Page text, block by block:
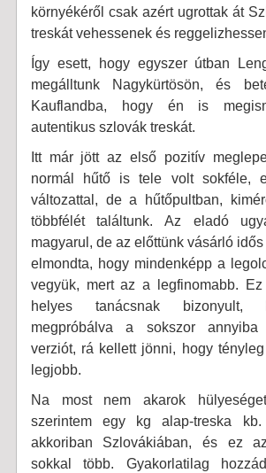
környékéről csak azért ugrottak át
treskát vehessenek és
Így esett, hogy egyszer útban
megálltunk Nagykürtösön, és
Kauflandba, hogy én is
autentikus szlovák treskát.
Itt már jött az első pozitív
normál hűtő is tele volt sokféle,
változattal, de a hűtőpultban,
többfélét találtunk. Az eladó
magyarul, de az előttünk vásárló
elmondta, hogy mindenképp a
vegyük, mert az a legfinomabb.
helyes tanácsnak bizonyult,
megpróbálva a sokszor annyiba
verziót, rá kellett jönni, hogy
legjobb.
Na most nem akarok
szerintem egy kg alap-treska
akkoriban Szlovákiában, és ez
sokkal több. Gyakorlatilag